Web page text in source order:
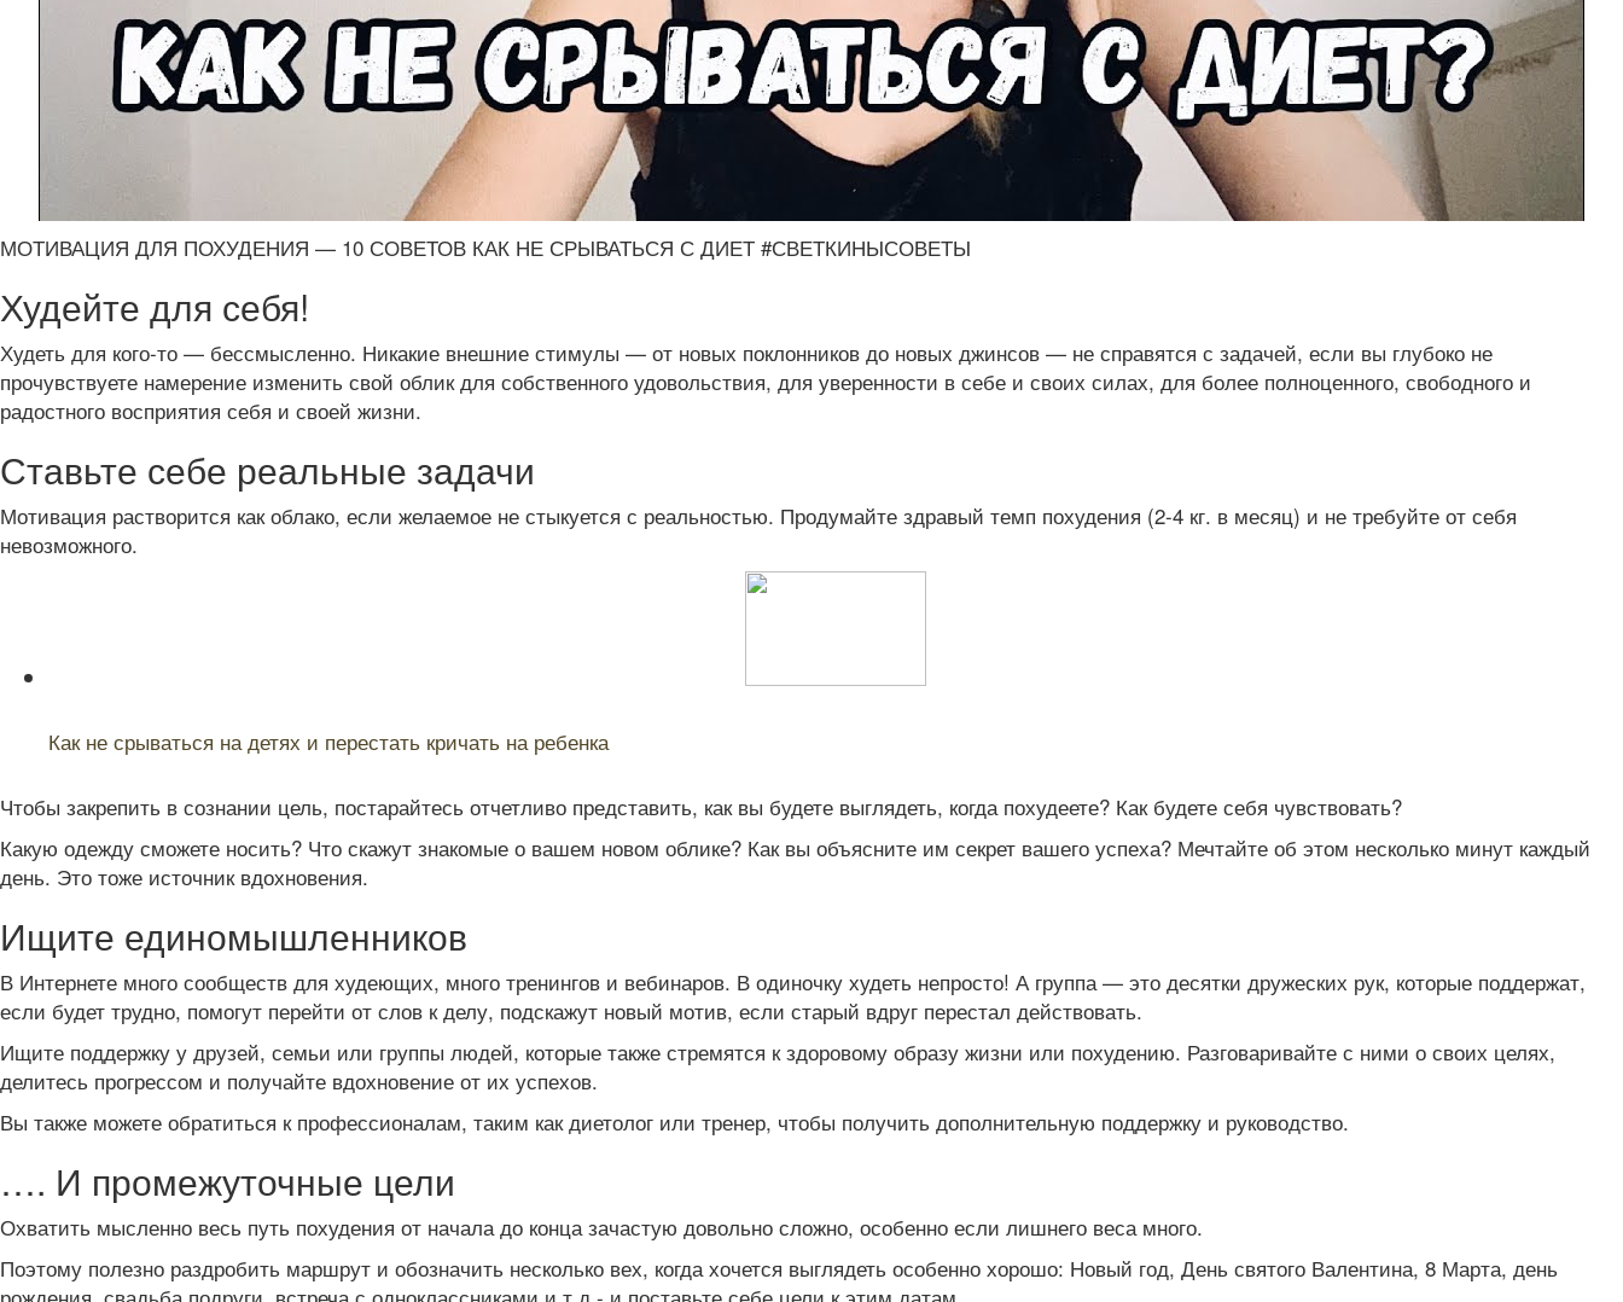
МОТИВАЦИЯ ДЛЯ ПОХУДЕНИЯ — 10 СОВЕТОВ КАК НЕ СРЫВАТЬСЯ С ДИЕТ #СВЕТКИНЫСОВЕТЫ
Худейте для себя!
Худеть для кого-то — бессмысленно. Никакие внешние стимулы — от новых поклонников до новых джинсов — не справятся с задачей, если вы глубоко не
прочувствуете намерение изменить свой облик для собственного удовольствия, для уверенности в себе и своих силах, для более полноценного, свободного и
радостного восприятия себя и своей жизни.
Ставьте себе реальные задачи
Мотивация растворится как облако, если желаемое не стыкуется с реальностью. Продумайте здравый темп похудения (2-4 кг. в месяц) и не требуйте от себя
невозможного.
Как не срываться на детях и перестать кричать на ребенка
Чтобы закрепить в сознании цель, постарайтесь отчетливо представить, как вы будете выглядеть, когда похудеете? Как будете себя чувствовать?
Какую одежду сможете носить? Что скажут знакомые о вашем новом облике? Как вы объясните им секрет вашего успеха? Мечтайте об этом несколько минут каждый
день. Это тоже источник вдохновения.
Ищите единомышленников
В Интернете много сообществ для худеющих, много тренингов и вебинаров. В одиночку худеть непросто! А группа — это десятки дружеских рук, которые поддержат,
если будет трудно, помогут перейти от слов к делу, подскажут новый мотив, если старый вдруг перестал действовать.
Ищите поддержку у друзей, семьи или группы людей, которые также стремятся к здоровому образу жизни или похудению. Разговаривайте с ними о своих целях,
делитесь прогрессом и получайте вдохновение от их успехов.
Вы также можете обратиться к профессионалам, таким как диетолог или тренер, чтобы получить дополнительную поддержку и руководство.
…. И промежуточные цели
Охватить мысленно весь путь похудения от начала до конца зачастую довольно сложно, особенно если лишнего веса много.
Поэтому полезно раздробить маршрут и обозначить несколько вех, когда хочется выглядеть особенно хорошо: Новый год, День святого Валентина, 8 Марта, день